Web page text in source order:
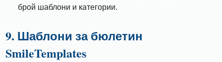
брой шаблони и категории.
9. Шаблони за бюлетин
SmileTemplates